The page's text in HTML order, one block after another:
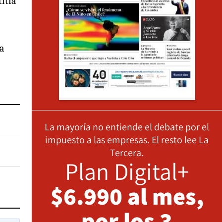
La mayoría no entiende el debate por el
impuesto a las empresas. El resto lee La
Tercera.
Plan Digital+
$6.990 al mes,